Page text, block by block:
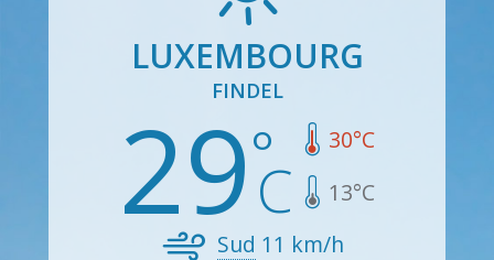
LUXEMBOURG
FINDEL
29 30°C
13°C
Sud 11 km/h